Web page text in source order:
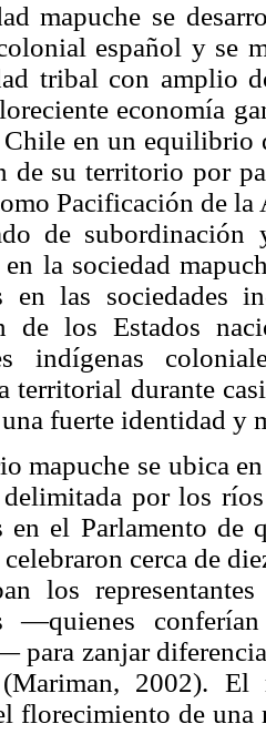
mapuche se
español y se
tribal con amplio
economía
en un equilibrio
de su territorio por
Pacificación de
de subordinación
la sociedad
en las sociedades
de los Estados
indígenas
territorial durante
fuerte identidad y
mapuche se ubica
por los
en el Parlamento
cerca de
los
—quienes
para zanjar
2002). El
florecimiento de una